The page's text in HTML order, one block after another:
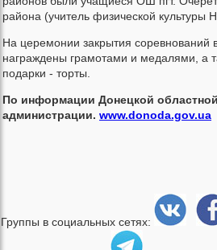
района (учитель физической культуры
На церемонии закрытия соревнований
награждены грамотами и медалями, а
подарки - торты.
По информации Донецкой
администрации. www.donoda.gov.ua
Группы в социальных сетях: